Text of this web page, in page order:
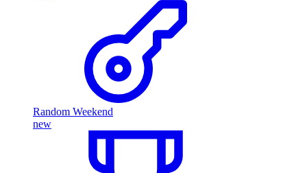
Random Weekend
new